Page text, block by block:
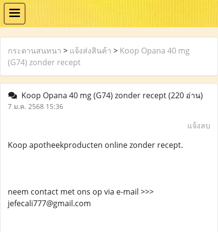
กระดานสนทนา > แจ้งส่งสินค้า > Koop Opana 40 mg
(G74) zonder recept
Koop Opana 40 mg (G74) zonder recept(220 อ่าน)
7 ม.ค. 2568 15:36
แจ้งลบ
Koop apotheekproducten online zonder recept.
neem contact met ons op via e-mail >>>
jefecali777@gmail.com